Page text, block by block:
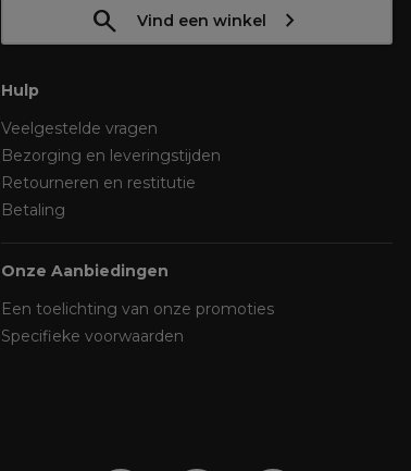
Vind een winkel
Hulp
Veelgestelde vragen
Bezorging en leveringstijden
Retourneren en restitutie
Betaling
Onze Aanbiedingen
Een toelichting van onze promoties
Specifieke voorwaarden